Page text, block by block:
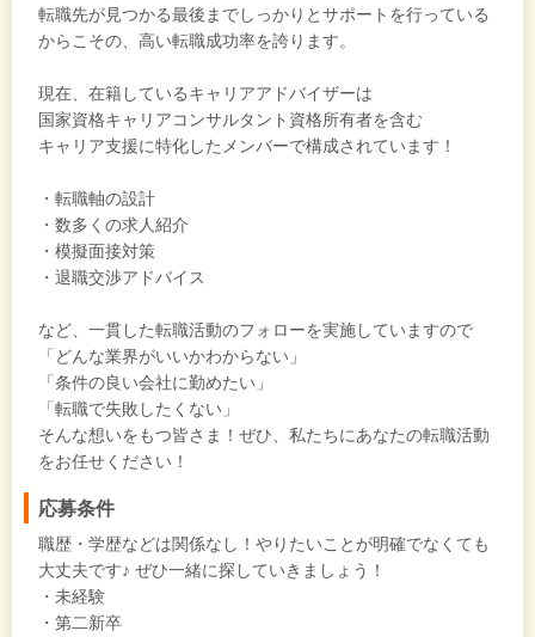
転職先が見つかる最後までしっかりとサポートを行っている
からこその、高い転職成功率を誇ります。
現在、在籍しているキャリアアドバイザーは
国家資格キャリアコンサルタント資格所有者を含む
キャリア支援に特化したメンバーで構成されています！
・転職軸の設計
・数多くの求人紹介
・模擬面接対策
・退職交渉アドバイス
など、一貫した転職活動のフォローを実施していますので
「どんな業界がいいかわからない」
「条件の良い会社に勤めたい」
「転職で失敗したくない」
そんな想いをもつ皆さま！ぜひ、私たちにあなたの転職活動
をお任せください！
応募条件
職歴・学歴などは関係なし！やりたいことが明確でなくても
大丈夫です♪ ぜひ一緒に探していきましょう！
・未経験
・第二新卒